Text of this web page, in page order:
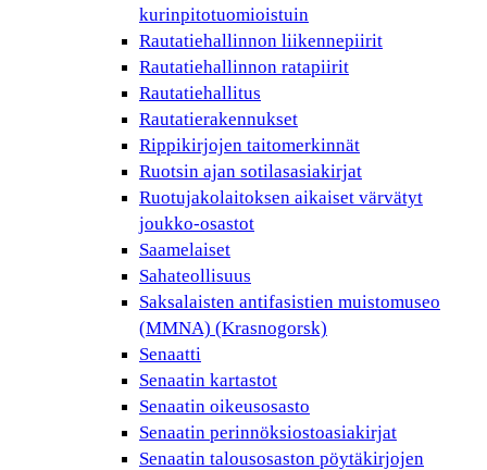
kurinpitotuomioistuin
Rautatiehallinnon liikennepiirit
Rautatiehallinnon ratapiirit
Rautatiehallitus
Rautatierakennukset
Rippikirjojen taitomerkinnät
Ruotsin ajan sotilasasiakirjat
Ruotujakolaitoksen aikaiset värvätyt
joukko-osastot
Saamelaiset
Sahateollisuus
Saksalaisten antifasistien muistomuseo
(MMNA) (Krasnogorsk)
Senaatti
Senaatin kartastot
Senaatin oikeusosasto
Senaatin perinnöksiostoasiakirjat
Senaatin talousosaston pöytäkirjojen